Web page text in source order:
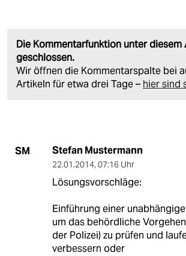
Die Kommentarfunktion unter diesem
geschlossen.
Wir öffnen die Kommentarspalte bei
Artikeln für etwa drei Tage – hier sind
SM Stefan Mustermann
22.01.2014, 07:16 Uhr
Lösungsvorschläge:
Einführung einer
um das behördliche
der Polizei) zu prüfen und
verbessern oder